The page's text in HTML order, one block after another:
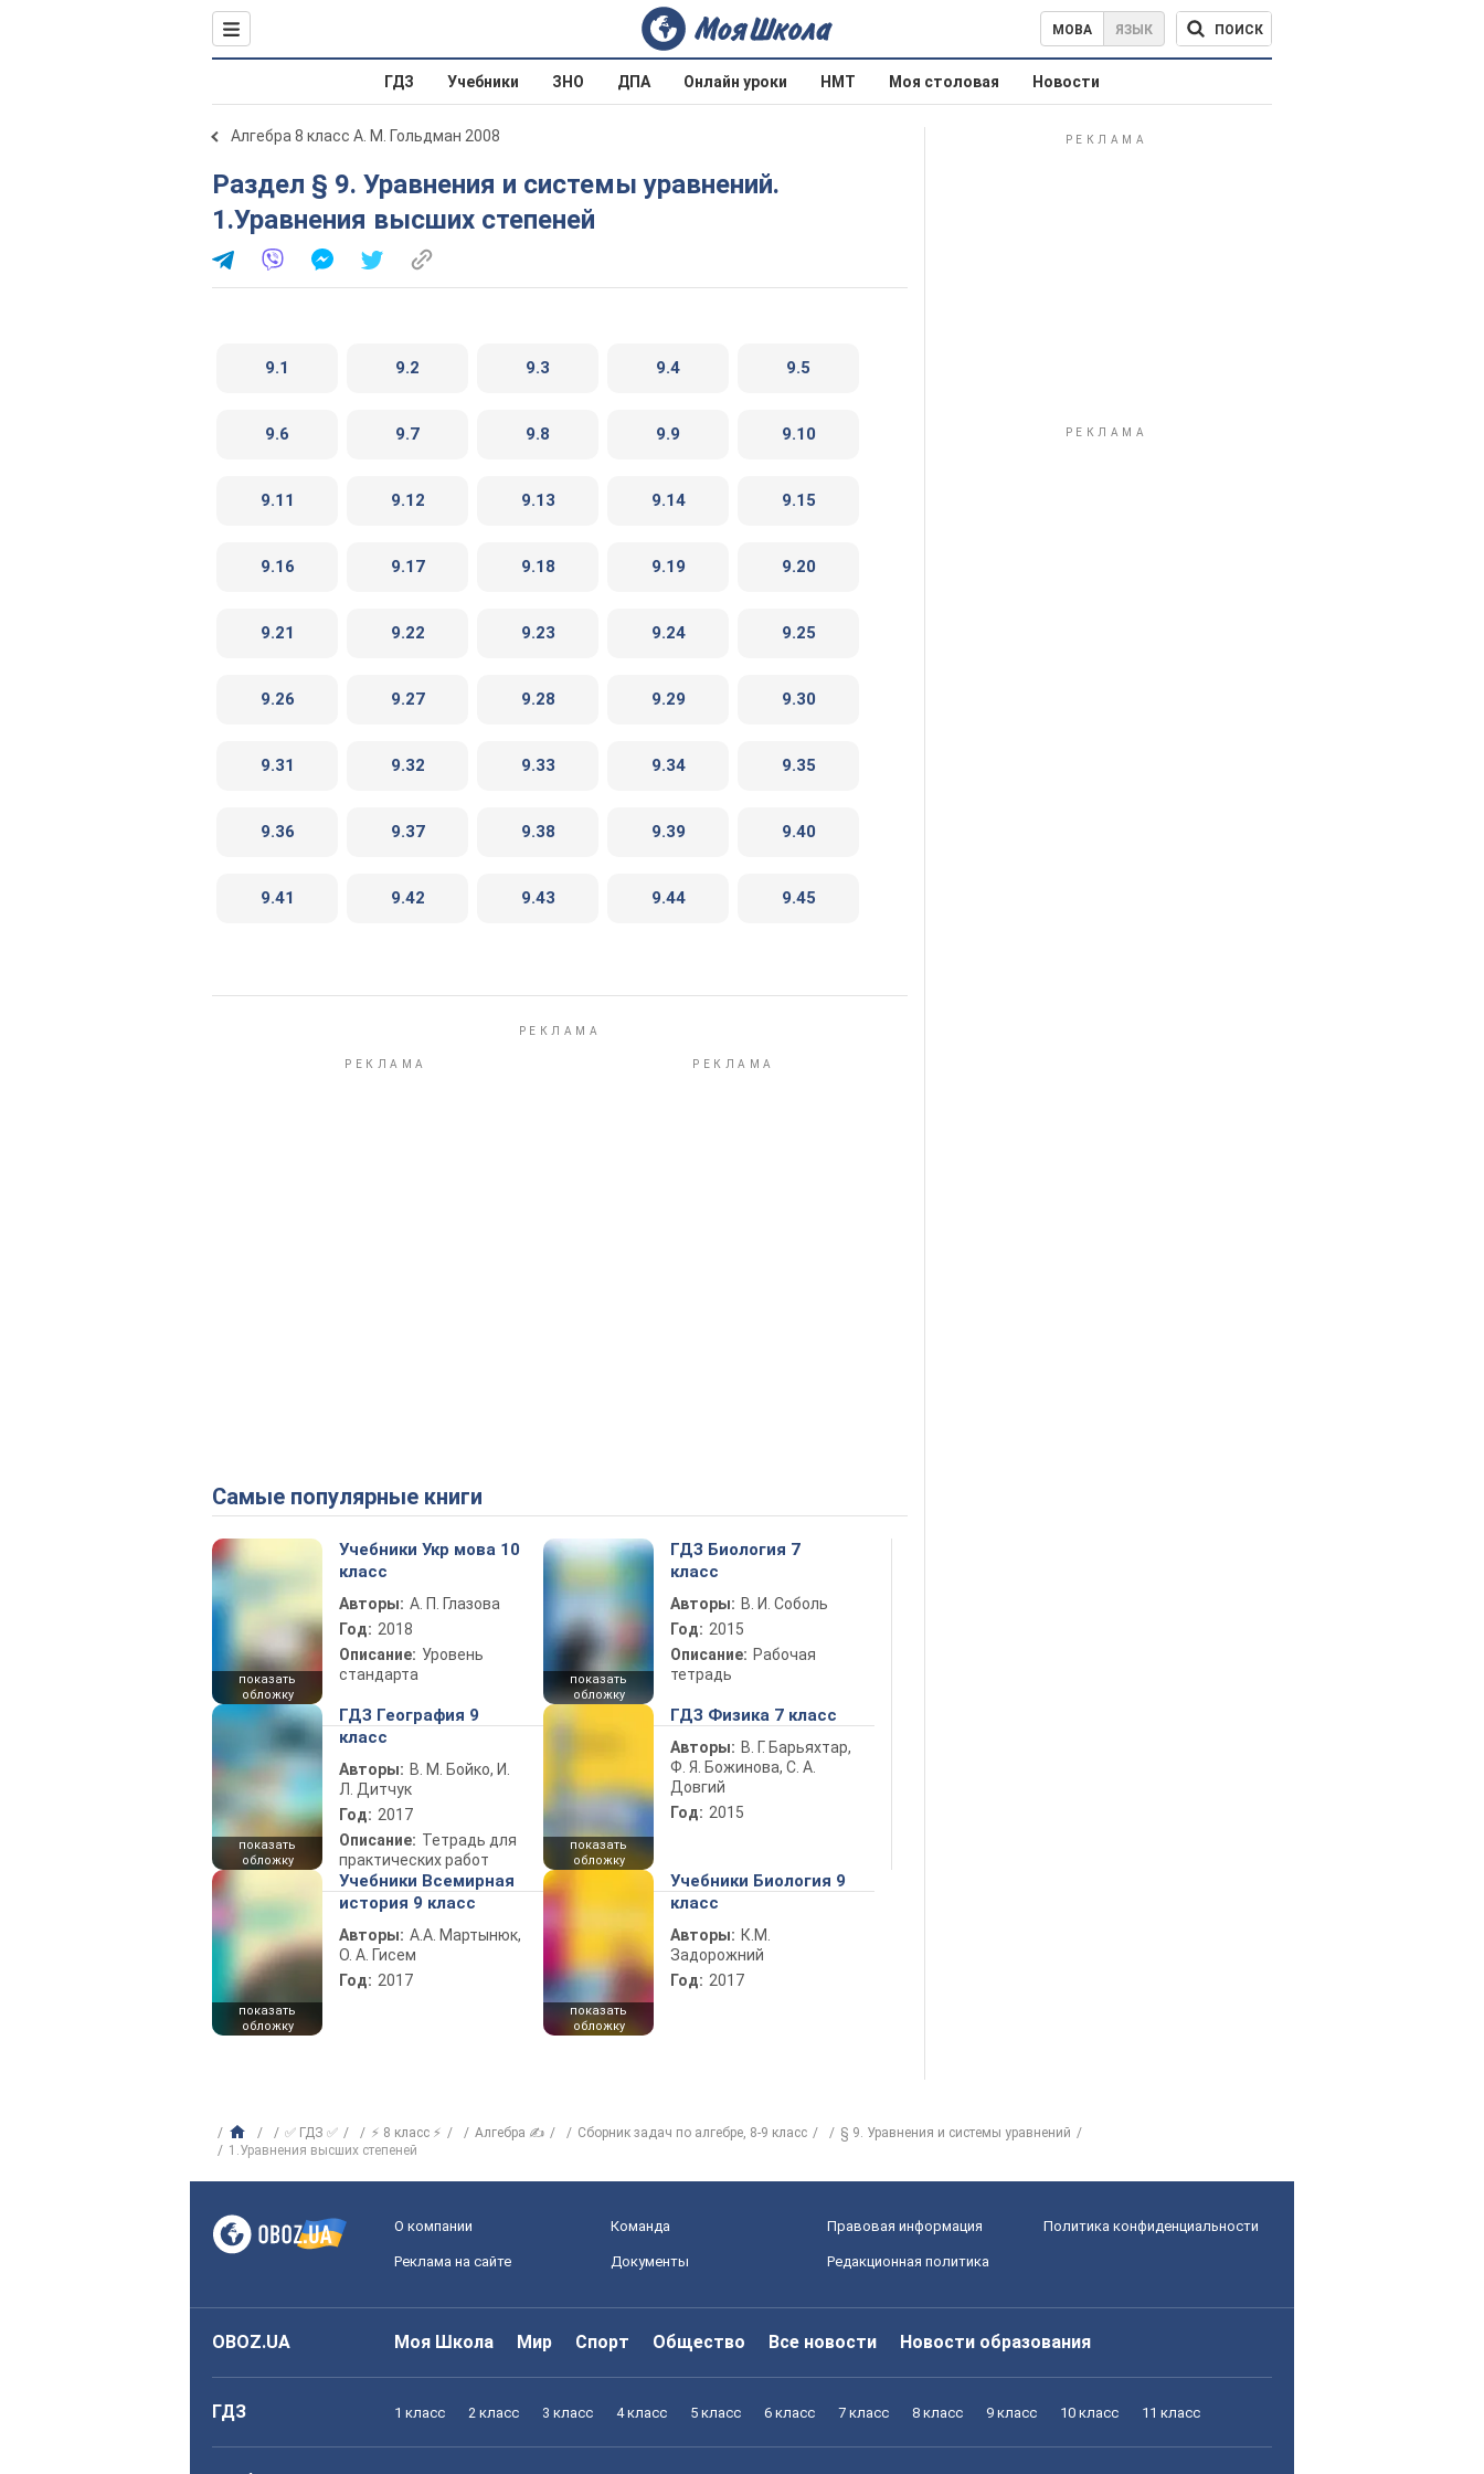
МОВА ЯЗЫК ПОИСК
ГДЗ Учебники ЗНО ДПА Онлайн уроки НМТ Моя столовая Новости
Алгебра 8 класс А. М. Гольдман 2008
Раздел § 9. Уравнения и системы уравнений.
1.Уравнения высших степеней
9.1 9.2 9.3 9.4 9.5
9.6 9.7 9.8 9.9 9.10
9.11 9.12 9.13 9.14 9.15
9.16 9.17 9.18 9.19 9.20
9.21 9.22 9.23 9.24 9.25
9.26 9.27 9.28 9.29 9.30
9.31 9.32 9.33 9.34 9.35
9.36 9.37 9.38 9.39 9.40
9.41 9.42 9.43 9.44 9.45
Самые популярные книги
показать
обложку
Учебники Укр мова 10
класс
Авторы: А. П. Глазова
Год: 2018
Описание: Уровень
стандарта
показать
обложку
ГДЗ Биология 7
класс
Авторы: В. И. Соболь
Год: 2015
Описание: Рабочая
тетрадь
показать
обложку
ГДЗ География 9
класс
Авторы: В. М. Бойко, И.
Л. Дитчук
Год: 2017
Описание: Тетрадь для
практических работ
показать
обложку
ГДЗ Физика 7 класс
Авторы: В. Г. Барьяхтар,
Ф. Я. Божинова, С. А.
Довгий
Год: 2015
показать
обложку
Учебники Всемирная
история 9 класс
Авторы: А.А. Мартынюк,
О. А. Гисем
Год: 2017
показать
обложку
Учебники Биология 9
класс
Авторы: К.М.
Задорожний
Год: 2017
✅ ГДЗ ✅ ⚡ 8 класс ⚡ Алгебра ✍ Сборник задач по алгебре, 8-9 класс
§ 9. Уравнения и системы уравнений
1.Уравнения высших степеней
О компании Команда Правовая информация Политика конфиденциальности
Реклама на сайте Документы Редакционная политика
OBOZ.UA Моя Школа Мир Спорт Общество Все новости Новости образования
ГДЗ 1 класс 2 класс 3 класс 4 класс 5 класс 6 класс 7 класс 8 класс 9 класс 10 класс 11 класс